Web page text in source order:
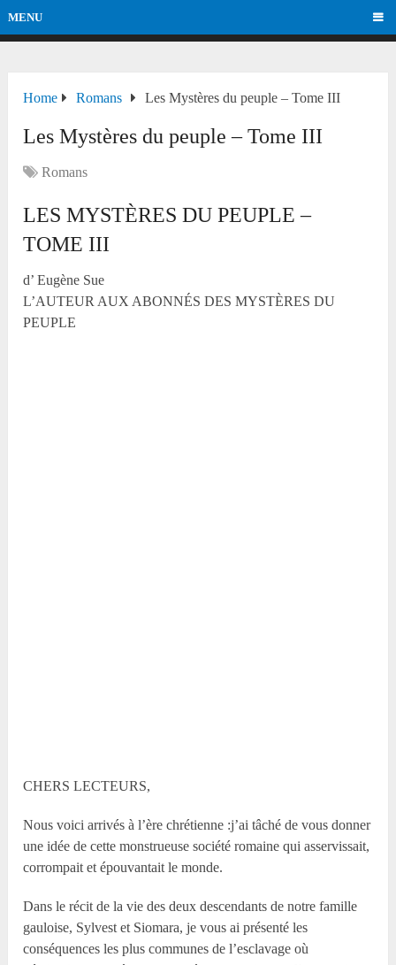
MENU
Home Romans Les Mystères du peuple – Tome III
Les Mystères du peuple – Tome III
Romans
LES MYSTÈRES DU PEUPLE –
TOME III
d’ Eugène Sue
L’AUTEUR AUX ABONNÉS DES MYSTÈRES DU
PEUPLE
CHERS LECTEURS,
Nous voici arrivés à l’ère chrétienne :j’ai tâché de vous donner
une idée de cette monstrueuse société romaine qui asservissait,
corrompait et épouvantait le monde.
Dans le récit de la vie des deux descendants de notre famille
gauloise, Sylvest et Siomara, je vous ai présenté les
conséquences les plus communes de l’esclavage où